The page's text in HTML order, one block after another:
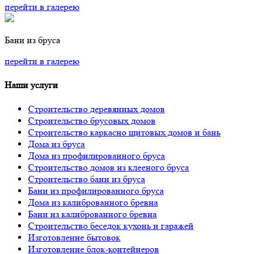
перейти в галерею
Бани из бруса
перейти в галерею
Наши услуги
Строительство деревянных домов
Строительство брусовых домов
Строительство каркасно щитовых домов и бань
Дома из бруса
Дома из профилированного бруса
Строительство домов из клееного бруса
Строительство бани из бруса
Бани из профилированного бруса
Дома из калиброванного бревна
Бани из калиброванного бревна
Строительство беседок кухонь и гаражей
Изготовление бытовок
Изготовление блок-контейнеров